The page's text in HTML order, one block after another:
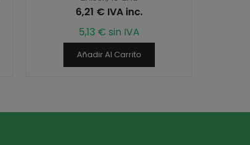
6,21 € IVA inc.
5,13 € sin IVA
Añadir Al Carrito